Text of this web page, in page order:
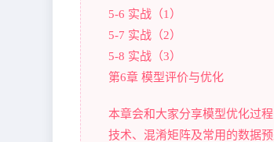
5-6 实战（1）
5-7 实战（2）
5-8 实战（3）
第6章 模型评价与优化
本章会和大家分享模型优化过
技术、混淆矩阵及常用的数据